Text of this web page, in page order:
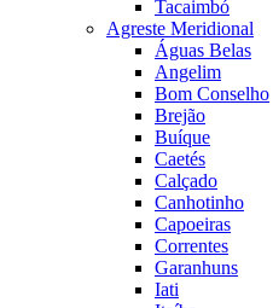
Tacaimbó
Agreste Meridional
Águas Belas
Angelim
Bom Conselho
Brejão
Buíque
Caetés
Calçado
Canhotinho
Capoeiras
Correntes
Garanhuns
Iati